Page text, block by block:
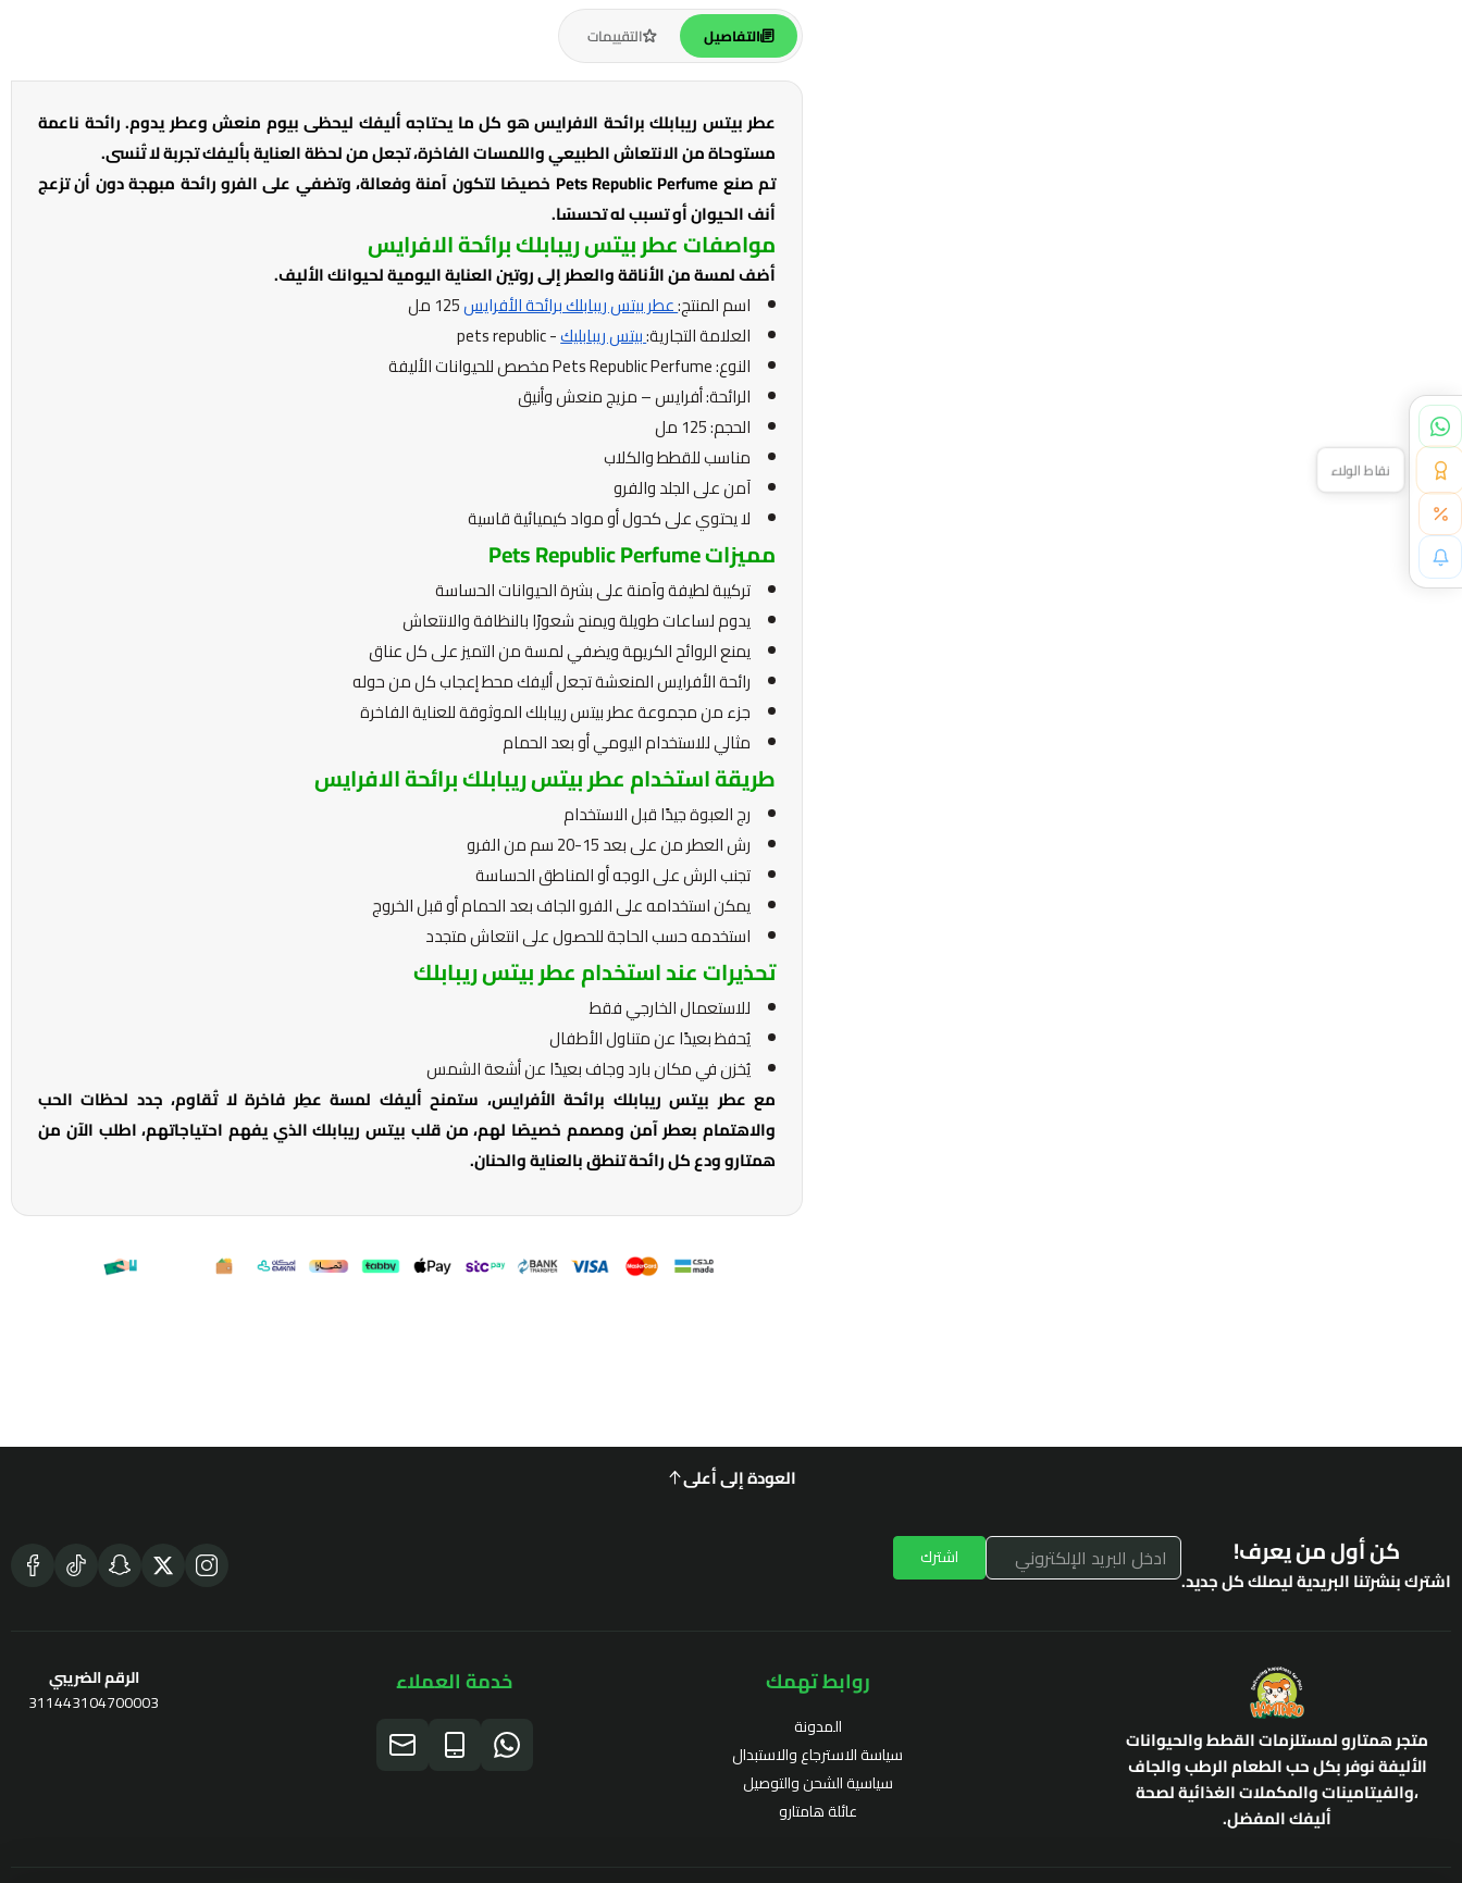
التفاصيل التقييمات
عطر بيتس ريبابلك برائحة الافرايس هو كل ما يحتاجه أليفك ليحظى بيوم منعش وعطر يدوم. رائحة ناعمة
مستوحاة من الانتعاش الطبيعي واللمسات الفاخرة، تجعل من لحظة العناية بأليفك تجربة لا تُنسى.
تم صنع Pets Republic Perfume خصيصًا لتكون آمنة وفعالة، وتضفي على الفرو رائحة مبهجة دون أن تزعج
أنف الحيوان أو تسبب له تحسسًا.
مواصفات عطر بيتس ريبابلك برائحة الافرايس
أضف لمسة من الأناقة والعطر إلى روتين العناية اليومية لحيوانك الأليف.
اسم المنتج:عطر بيتس ريبابلك برائحة الأفرايس125 مل
العلامة التجارية:بيتس ريبابليك- pets republic
النوع: Pets Republic Perfume مخصص للحيوانات الأليفة
الرائحة: أفرايس – مزيج منعش وأنيق
الحجم: 125 مل
مناسب للقطط والكلاب
آمن على الجلد والفرو
لا يحتوي على كحول أو مواد كيميائية قاسية
مميزات Pets Republic Perfume
تركيبة لطيفة وآمنة على بشرة الحيوانات الحساسة
يدوم لساعات طويلة ويمنح شعورًا بالنظافة والانتعاش
يمنع الروائح الكريهة ويضفي لمسة من التميز على كل عناق
رائحة الأفرايس المنعشة تجعل أليفك محط إعجاب كل من حوله
جزء من مجموعة عطر بيتس ريبابلك الموثوقة للعناية الفاخرة
مثالي للاستخدام اليومي أو بعد الحمام
طريقة استخدام عطر بيتس ريبابلك برائحة الافرايس
رج العبوة جيدًا قبل الاستخدام
رش العطر من على بعد 15-20 سم من الفرو
تجنب الرش على الوجه أو المناطق الحساسة
يمكن استخدامه على الفرو الجاف بعد الحمام أو قبل الخروج
استخدمه حسب الحاجة للحصول على انتعاش متجدد
تحذيرات عند استخدام عطر بيتس ريبابلك
للاستعمال الخارجي فقط
يُحفظ بعيدًا عن متناول الأطفال
يُخزن في مكان بارد وجاف بعيدًا عن أشعة الشمس
مع عطر بيتس ريبابلك برائحة الأفرايس، ستمنح أليفك لمسة عطِر فاخرة لا تُقاوم، جدد لحظات الحب
والاهتمام بعطر آمن ومصمم خصيصًا لهم، من قلب بيتس ريبابلك الذي يفهم احتياجاتهم، اطلب الآن من
همتارو ودع كل رائحة تنطق بالعناية والحنان.
العودة إلى أعلى
كن أول من يعرف!
اشترك بنشرتنا البريدية ليصلك كل جديد.
اشترك
متجر همتارو لمستلزمات القطط والحيوانات
الأليفة نوفر بكل حب الطعام الرطب والجاف
،والفيتامينات والمكملات الغذائية لصحة
أليفك المفضل.
روابط تهمك
المدونة
سياسة الاسترجاع والاستبدال
سياسية الشحن والتوصيل
عائلة هامتارو
خدمة العملاء
الرقم الضريبي
311443104700003
نقاط الولاء